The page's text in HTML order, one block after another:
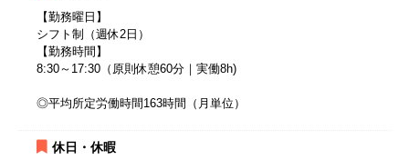
【勤務曜日】
シフト制（週休2日）
【勤務時間】
8:30～17:30（原則休憩60分｜実働8h)
◎平均所定労働時間163時間（月単位）
休日・休暇